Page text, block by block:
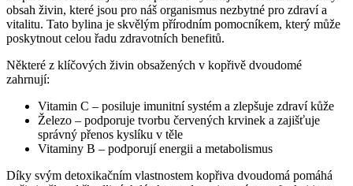
obsah živin, které jsou pro náš organismus nezbytné pro zdraví a
vitalitu. Tato bylina je skvělým přírodním pomocníkem, který může
poskytnout celou řadu zdravotních benefitů.
Některé z klíčových živin obsažených v kopřivě dvoudomé
zahrnují:
Vitamin C – posiluje imunitní systém a zlepšuje zdraví kůže
Železo – podporuje tvorbu červených krvinek a zajišťuje
správný přenos kyslíku v těle
Vitaminy B – podporují energii a metabolismus
Díky svým detoxikačním vlastnostem kopřiva dvoudomá pomáhá